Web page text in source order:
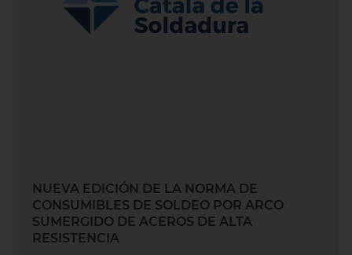
NUEVA EDICIÓN DE LA NORMA DE
CONSUMIBLES DE SOLDEO POR ARCO
SUMERGIDO DE ACEROS DE ALTA
RESISTENCIA